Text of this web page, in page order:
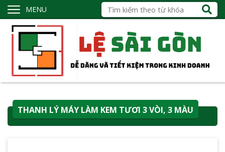
MENU
THANH LÝ MÁY LÀM KEM TƯƠI 3 VÒI, 3 MÀU